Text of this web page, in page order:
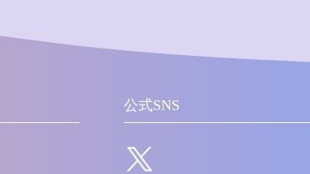
公式SNS